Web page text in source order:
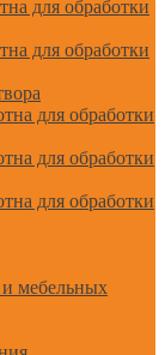
для обработки
для обработки
для обработки
для обработки
для обработки
мебельных